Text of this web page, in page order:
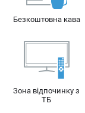
Безкоштовна кава
Зона відпочинку з
ТБ